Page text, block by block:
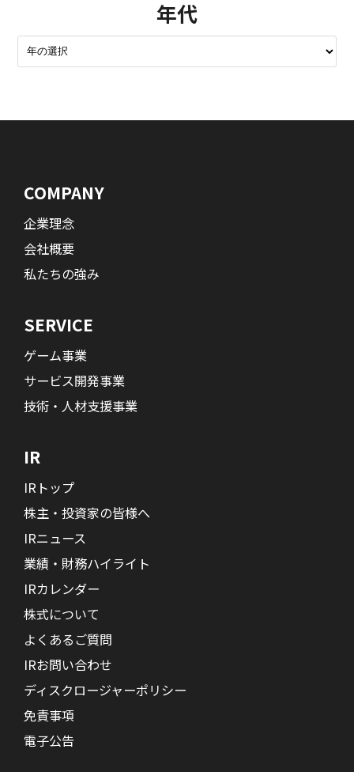
年代
COMPANY
企業理念
会社概要
私たちの強み
SERVICE
ゲーム事業
サービス開発事業
技術・人材支援事業
IR
IRトップ
株主・投資家の皆様へ
IRニュース
業績・財務ハイライト
IRカレンダー
株式について
よくあるご質問
IRお問い合わせ
ディスクロージャーポリシー
免責事項
電子公告